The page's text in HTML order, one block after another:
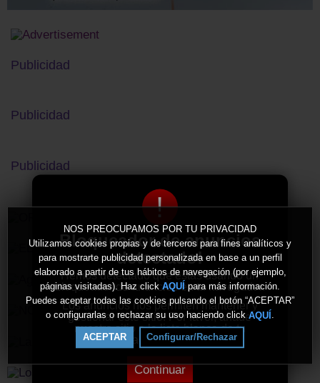
!
Bloqueador de anuncios
detectado!
Hemos detectado que estás usando un
bloqueador de anuncios en tu navegador.
Los anuncios nos permiten mantener y
gestionar este sitio. Por favor, añade
nuestro sitio a la lista blanca de tu
bloqueador de anuncios.
Continuar
NOS PREOCUPAMOS POR TU PRIVACIDAD
Utilizamos cookies propias y de terceros para fines analíticos y
para mostrarte publicidad personalizada en base a un perfil
elaborado a partir de tus hábitos de navegación (por ejemplo,
páginas visitadas). Haz click AQUÍ para más información.
Puedes aceptar todas las cookies pulsando el botón “ACEPTAR”
o configurarlas o rechazar su uso haciendo click AQUÍ
ACEPTAR Configurar/Rechazar
Publicidad
Publicidad
Publicidad